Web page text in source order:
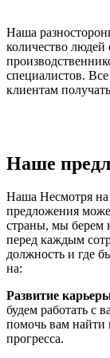
Наша
количество людей
специалистов.
клиентам
Наше
Наша Несмотря на
предложения
страны, мы берем
перед каждым
должность и где
на:
Развитие
будем работать с
помочь вам найти
прогресса.